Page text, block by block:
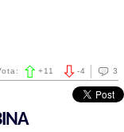
3
-4
+11